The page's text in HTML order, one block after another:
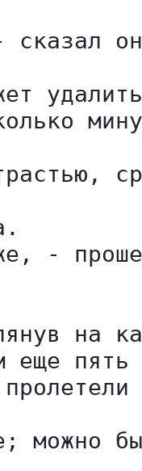
сказал
-
на
еще пять
можно